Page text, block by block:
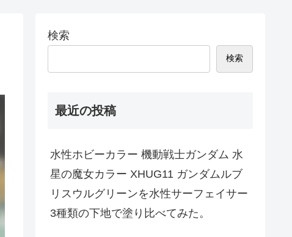
検索
検索
最近の投稿
水性ホビーカラー 機動戦士ガンダム 水
星の魔女カラー XHUG11 ガンダムルブ
リスウルグリーンを水性サーフェイサー
3種類の下地で塗り比べてみた。